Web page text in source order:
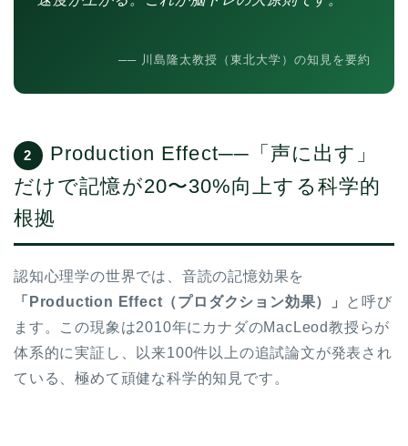
── 川島隆太教授（東北大学）の知見を要約
2
Production Effect──「声に出す」
だけで記憶が20〜30%向上する科学的
根拠
認知心理学の世界では、音読の記憶効果を
「Production Effect（プロダクション効果）」
と呼び
ます。この現象は2010年にカナダのMacLeod教授らが
体系的に実証し、以来100件以上の追試論文が発表され
ている、極めて頑健な科学的知見です。